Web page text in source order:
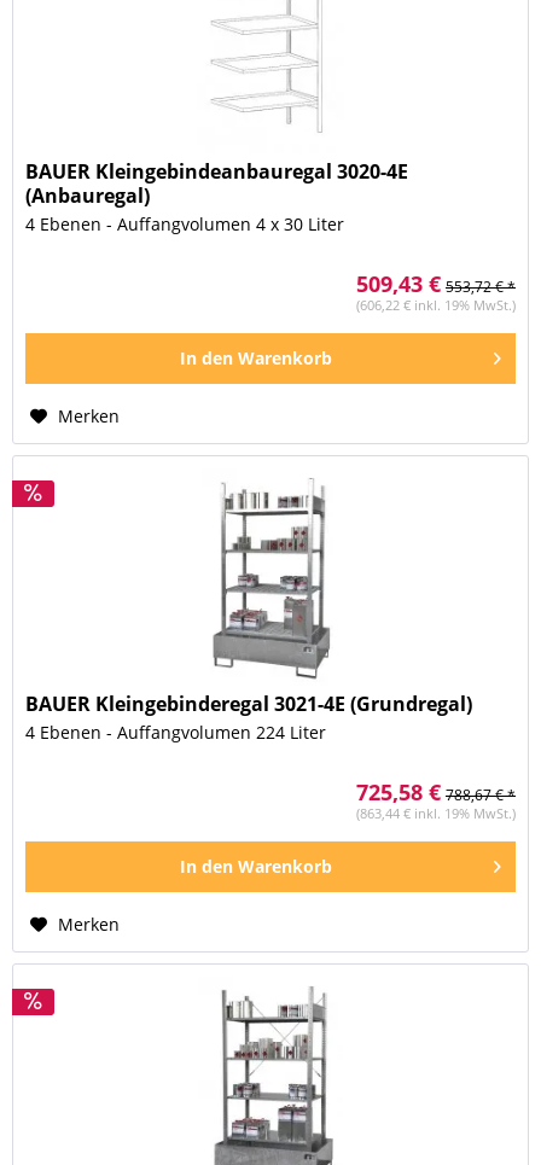
BAUER Kleingebindeanbauregal 3020-4E
(Anbauregal)
4 Ebenen - Auffangvolumen 4 x 30 Liter
509,43 € 553,72 € *
(606,22 € inkl. 19% MwSt.)
In den Warenkorb
Merken
BAUER Kleingebinderegal 3021-4E (Grundregal)
4 Ebenen - Auffangvolumen 224 Liter
725,58 € 788,67 € *
(863,44 € inkl. 19% MwSt.)
In den Warenkorb
Merken